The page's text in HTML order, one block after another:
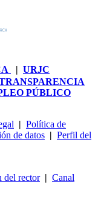
| URJC
PÚBLICO
| Política de
de datos | Perfil del
del rector| Canal